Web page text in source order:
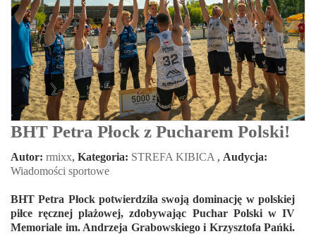
BHT Petra Płock z Pucharem Polski!
Autor: rmixx, Kategoria: STREFA KIBICA , Audycja:
Wiadomości sportowe
BHT Petra Płock potwierdziła swoją dominację w polskiej
piłce ręcznej plażowej, zdobywając Puchar Polski w IV
Memoriale im. Andrzeja Grabowskiego i Krzysztofa Pańki.